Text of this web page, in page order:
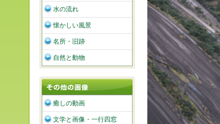
水の流れ
懐かしい風景
名所・旧跡
自然と動物
癒しの動画
文学と画像・一行四窓